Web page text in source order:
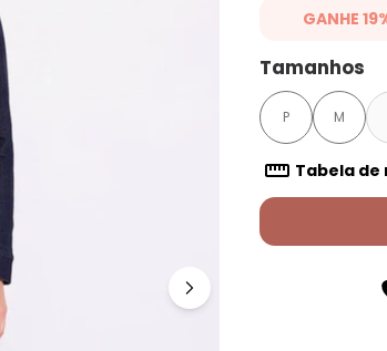
GANHE
Ganhe 19%
cupom:
até 07/08/2026.
Tamanhos
P M
Tabela de